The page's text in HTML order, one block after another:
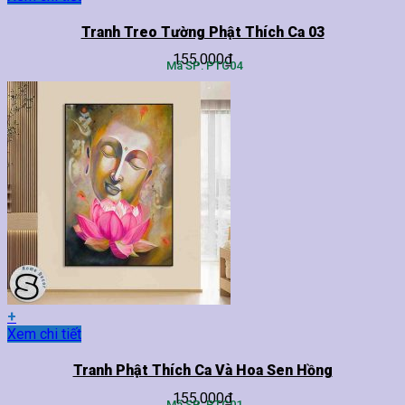
biến
thể.
Các
tùy
chọn
có
thể
được
chọn
trên
sản
phẩm
Tranh Treo Tường Phật Thích Ca 03
155,000₫
Mã SP: PTC04
+
Sản
Xem chi tiết
Tranh Phật Thích Ca Và Hoa Sen Hồng
155,000₫